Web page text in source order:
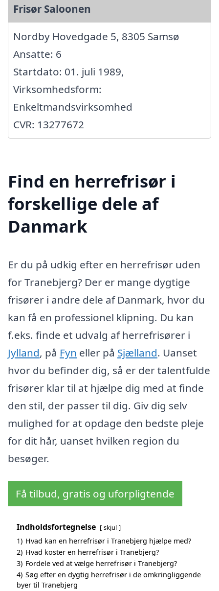
Frisør Saloonen
Nordby Hovedgade 5, 8305 Samsø
Ansatte: 6
Startdato: 01. juli 1989,
Virksomhedsform:
Enkeltmandsvirksomhed
CVR: 13277672
Find en herrefrisør i
forskellige dele af
Danmark
Er du på udkig efter en herrefrisør uden
for Tranebjerg? Der er mange dygtige
frisører i andre dele af Danmark, hvor du
kan få en professionel klipning. Du kan
f.eks. finde et udvalg af herrefrisører i
Jylland, på Fyn eller på Sjælland. Uanset
hvor du befinder dig, så er der talentfulde
frisører klar til at hjælpe dig med at finde
den stil, der passer til dig. Giv dig selv
mulighed for at opdage den bedste pleje
for dit hår, uanset hvilken region du
besøger.
Få tilbud, gratis og uforpligtende
Indholdsfortegnelse skjul
1) Hvad kan en herrefrisør i Tranebjerg hjælpe med?
2) Hvad koster en herrefrisør i Tranebjerg?
3) Fordele ved at vælge herrefrisør i Tranebjerg?
4) Søg efter en dygtig herrefrisør i de omkringliggende
byer til Tranebjerg